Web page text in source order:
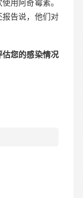
用阿奇霉素。
告说，他们对
您的感染情况